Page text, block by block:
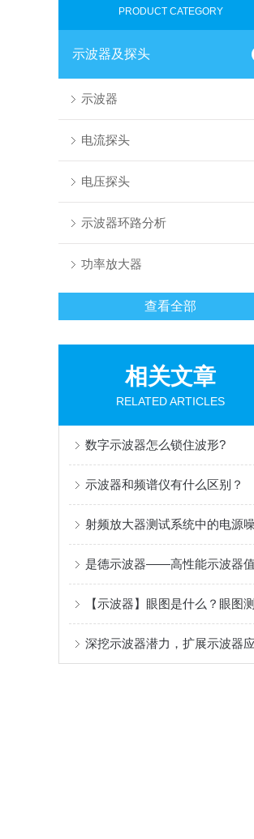
PRODUCT CATEGORY
示波器及探头
示波器
电流探头
电压探头
示波器环路分析
功率放大器
查看全部
相关文章
RELATED ARTICLES
数字示波器怎么锁住波形?
示波器和频谱仪有什么区别？
射频放大器测试系统中的电源